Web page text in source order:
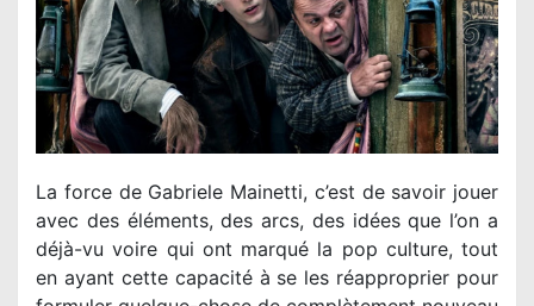
La force de Gabriele Mainetti, c’est de savoir jouer
avec des éléments, des arcs, des idées que l’on a
déjà-vu voire qui ont marqué la pop culture, tout
en ayant cette capacité à se les réapproprier pour